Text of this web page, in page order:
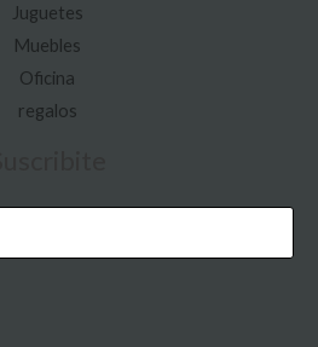
Juguetes
Muebles
Oficina
regalos